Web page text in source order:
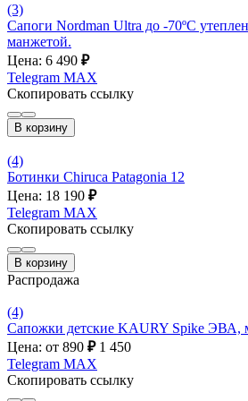
(3)
Сапоги Nordman Ultra до -70ºС
манжетой.
Цена: 6 490 ₽
Telegram MAX
Скопировать ссылку
В корзину
(4)
Ботинки Chiruca Patagonia 12
Цена: 18 190 ₽
Telegram MAX
Скопировать ссылку
В корзину
Распродажа
(4)
Сапожки детские KAURY Spike ЭВА,
Цена: от 890 ₽ 1 450
Telegram MAX
Скопировать ссылку